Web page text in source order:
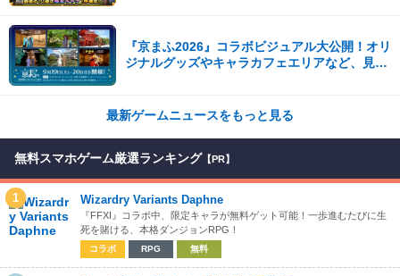
『京まふ2026』コラボビジュアル大公開！オリ
ジナルグッズやキャラカフェエリアなど、見ど
最新ゲームニュースをもっと見る
無料スマホゲーム厳選ランキング 【PR】
1 Wizardry Variants Daphne
『FFXI』コラボ中、限定キャラが無料ゲット可能！一歩進むたびに生
死を賭ける、本格ダンジョンRPG！
コラボ RPG 無料